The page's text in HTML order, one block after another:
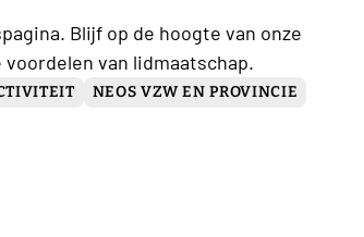
Blijf op de hoogte van onze
van lidmaatschap.
NEOS VZW EN PROVINCIE